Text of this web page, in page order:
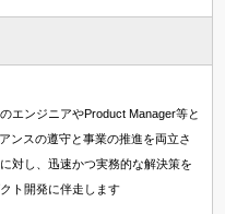
エンジニアやProduct Manager等と
ンスの遵守と事業の推進を両立さ
対し、迅速かつ実務的な解決策を
ト開発に伴走します